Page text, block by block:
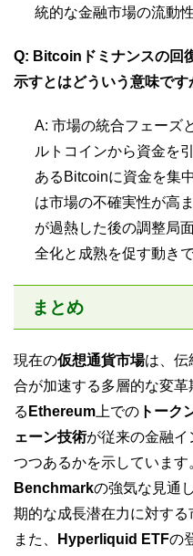
統的な金融市場の流動
Q: Bitcoinドミナンスの回
示すとはどういう意味です
A: 市場の統合フェーズ
ルトコインから資金を
あるBitcoinに資金を集
は市場の不確実性が高
が過熱した後の調整局
全化と成熟を促す動きで
まとめ
現在の仮想通貨市場は、伝
合が加速する多層的な変革
る Ethereum 上での トーク
ェーン技術が従来の金融
つつあるかを示しています
Benchmarkの強気な見通
期的な成長潜在力に対する
また、
Hyperliquid ETFの